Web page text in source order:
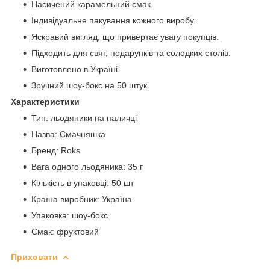
Насичений карамельний смак.
Індивідуальне пакування кожного виробу.
Яскравий вигляд, що привертає увагу покупців.
Підходить для свят, подарунків та солодких столів.
Виготовлено в Україні.
Зручний шоу-бокс на 50 штук.
Характеристики
Тип: льодяники на паличці
Назва: Смачняшка
Бренд: Roks
Вага одного льодяника: 35 г
Кількість в упаковці: 50 шт
Країна виробник: Україна
Упаковка: шоу-бокс
Смак: фруктовий
Приховати